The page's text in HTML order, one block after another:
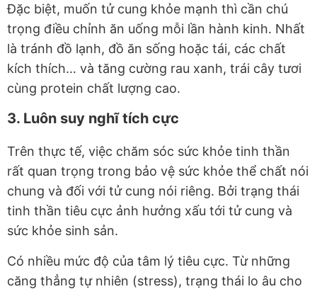
Đặc biệt, muốn tử cung khỏe mạnh thì cần chú
trọng điều chỉnh ăn uống mỗi lần hành kinh. Nhất
là tránh đồ lạnh, đồ ăn sống hoặc tái, các chất
kích thích… và tăng cường rau xanh, trái cây tươi
cùng protein chất lượng cao.
3. Luôn suy nghĩ tích cực
Trên thực tế, việc chăm sóc sức khỏe tinh thần
rất quan trọng trong bảo vệ sức khỏe thể chất nói
chung và đối với tử cung nói riêng. Bởi trạng thái
tinh thần tiêu cực ảnh hưởng xấu tới tử cung và
sức khỏe sinh sản.
Có nhiều mức độ của tâm lý tiêu cực. Từ những
căng thẳng tự nhiên (stress), trạng thái lo âu cho